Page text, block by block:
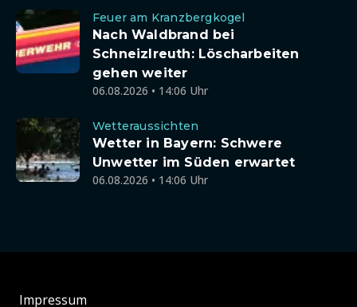
Feuer am Kranzbergkogel
Nach Waldbrand bei
Schneizlreuth: Löscharbeiten
gehen weiter
06.08.2026 • 14:06 Uhr
Wetteraussichten
Wetter in Bayern: Schwere
Unwetter im Süden erwartet
06.08.2026 • 14:06 Uhr
Impressum